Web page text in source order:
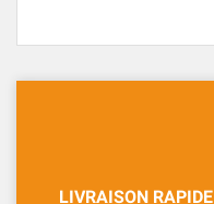
LIVRAISON RAPIDE